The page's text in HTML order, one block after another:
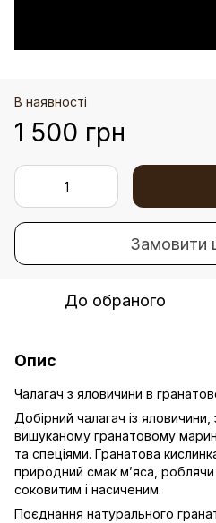
В наявності
1 500 грн
Замовити
До обраного
Опис
Чалагач з яловичини в
Добірний чалагач із
вишуканому гранатовому
та спеціями. Гранатова
природний смак м’яса, роблячи
соковитим і насиченим.
Поєднання натурального